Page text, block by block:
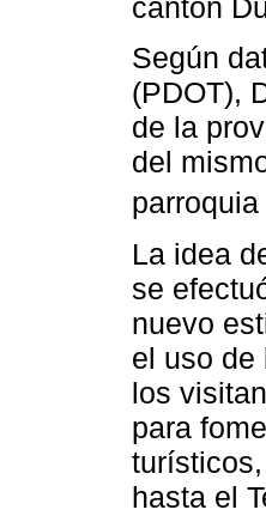
cantón
Según
(PDOT),
de la
del
La idea
se
nuevo
el uso de
los
para
hasta el